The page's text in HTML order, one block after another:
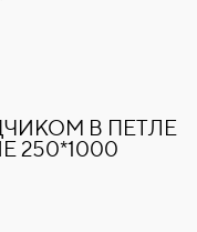
В ПЕТЛЕ
250*1000